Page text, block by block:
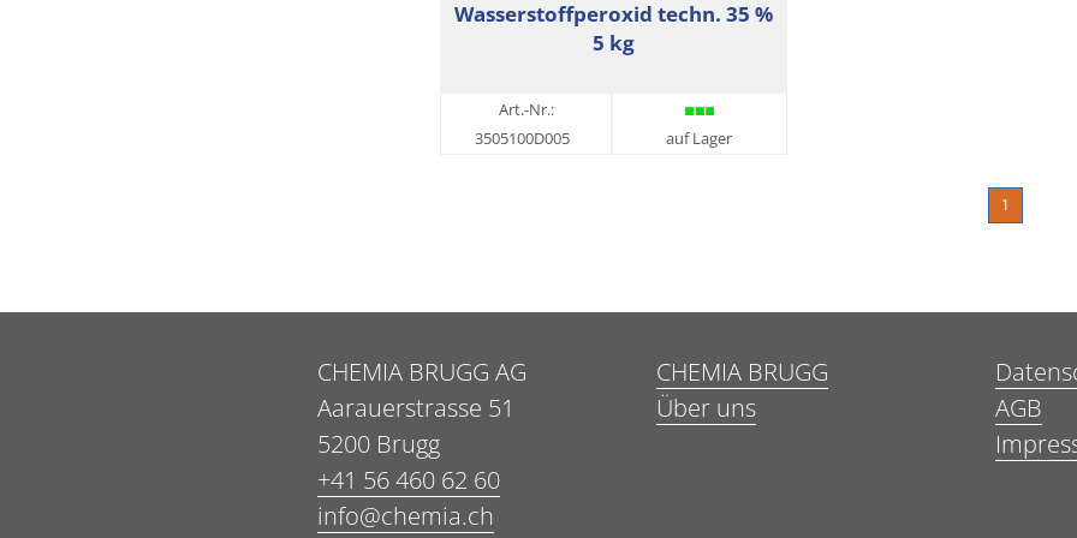
Wasserstoffperoxid techn. 35 %
5 kg
Art.-Nr.:
3505100D005
auf Lager
1
CHEMIA BRUGG AG
Aarauerstrasse 51
5200 Brugg
+41 56 460 62 60
info@chemia.ch
CHEMIA BRUGG
Über uns
AGB